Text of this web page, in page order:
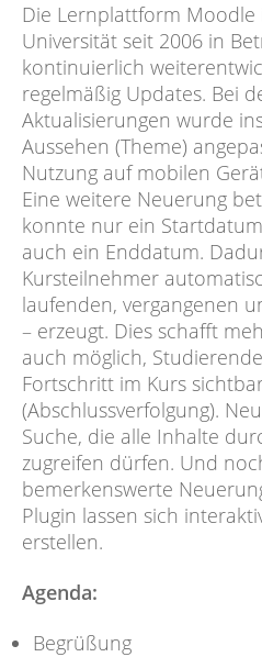
Die Lernplattform Moodle
Universität seit 2006 in
kontinuierlich
regelmäßig Updates. Bei
Aktualisierungen wurde
Aussehen (Theme)
Nutzung auf mobilen
Eine weitere Neuerung
konnte nur ein
auch ein Enddatum.
Kursteilnehmer
laufenden, vergangenen
– erzeugt. Dies schafft
auch möglich,
Fortschritt im Kurs
(Abschlussverfolgung).
Suche, die alle Inhalte
zugreifen dürfen. Und
bemerkenswerte
Plugin lassen sich
erstellen.
Agenda:
Begrüßung